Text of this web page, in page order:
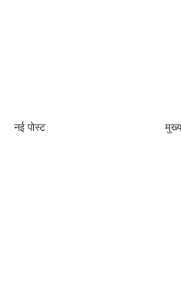
नई पोस्ट